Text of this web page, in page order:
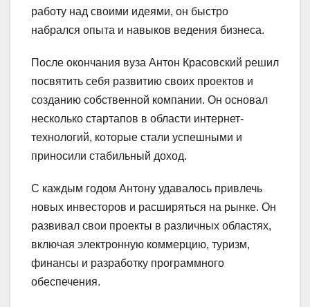
работу над своими идеями, он быстро
набрался опыта и навыков ведения бизнеса.
После окончания вуза Антон Красовский решил
посвятить себя развитию своих проектов и
созданию собственной компании. Он основал
несколько стартапов в области интернет-
технологий, которые стали успешными и
приносили стабильный доход.
С каждым годом Антону удавалось привлечь
новых инвесторов и расширяться на рынке. Он
развивал свои проекты в различных областях,
включая электронную коммерцию, туризм,
финансы и разработку программного
обеспечения.